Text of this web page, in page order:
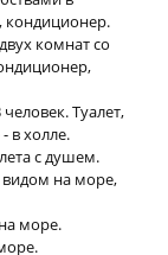
кондиционер.
комнат со
Туалет,
в холле.
с душем.
видом на море,
море.